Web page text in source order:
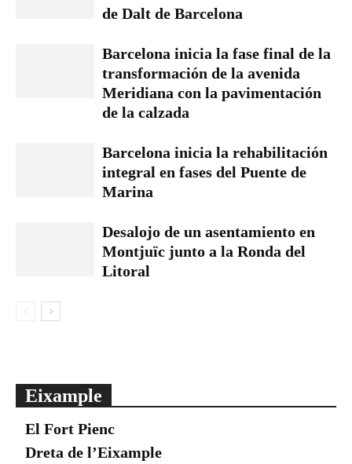
de Dalt de Barcelona
Barcelona inicia la fase final de la
transformación de la avenida
Meridiana con la pavimentación
de la calzada
Barcelona inicia la rehabilitación
integral en fases del Puente de
Marina
Desalojo de un asentamiento en
Montjuïc junto a la Ronda del
Litoral
Eixample
El Fort Pienc
Dreta de l’Eixample